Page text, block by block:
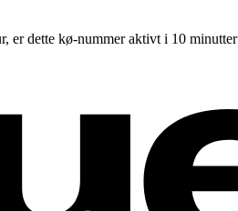
er dette kø-nummer aktivt i 10 minutter